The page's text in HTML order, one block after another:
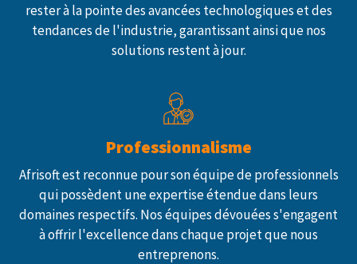
rester à la pointe des avancées technologiques et des
tendances de l'industrie, garantissant ainsi que nos
solutions restent à jour.
Professionnalisme
Afrisoft est reconnue pour son équipe de professionnels
qui possèdent une expertise étendue dans leurs
domaines respectifs. Nos équipes dévouées s'engagent
à offrir l'excellence dans chaque projet que nous
entreprenons.